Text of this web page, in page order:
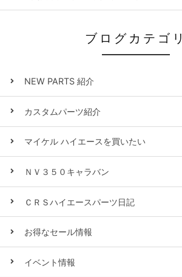
ブログカテゴリ
NEW PARTS 紹介
カスタムパーツ紹介
マイケル ハイエースを買いたい
ＮＶ３５０キャラバン
ＣＲＳハイエースパーツ日記
お得なセール情報
イベント情報